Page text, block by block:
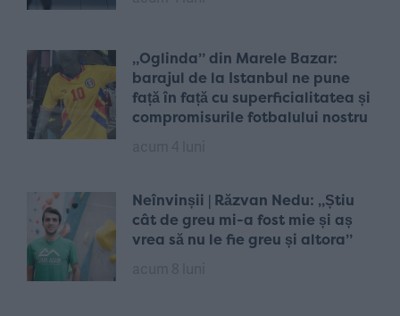
„Oglinda” din Marele Bazar:
barajul de la Istanbul ne pune
față în față cu superficialitatea și
compromisurile fotbalului nostru
Neînvinșii | Răzvan Nedu: „Știu
cât de greu mi-a fost mie și aș
vrea să nu le fie greu și altora”